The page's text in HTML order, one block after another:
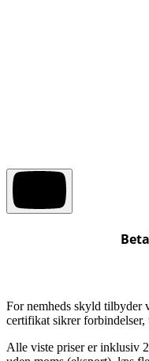
For nemheds skyld tilbyder
certifikat sikrer forbindelser,
Alle viste priser er inklusiv